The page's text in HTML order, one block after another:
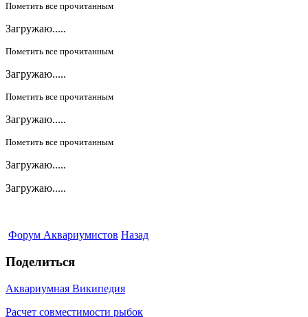
Пометить все прочитанным
Загружаю.....
Пометить все прочитанным
Загружаю.....
Пометить все прочитанным
Загружаю.....
Пометить все прочитанным
Загружаю.....
Загружаю.....
Форум Аквариумистов Назад
Поделиться
Аквариумная Википедия
Расчет совместимости рыбок